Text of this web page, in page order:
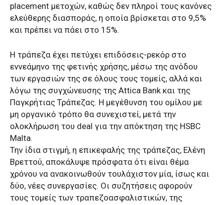
placement μετοχών, καθώς δεν πληροί τους κανόνες
ελεύθερης διασποράς, η οποία βρίσκεται στο 9,5%
και πρέπει να πάει στο 15%.
Η τράπεζα έχει πετύχει επιδόσεις-ρεκόρ στο
εννεάμηνο της φετινής χρήσης, μέσω της ανόδου
των εργασιών της σε όλους τους τομείς, αλλά και
λόγω της συγχώνευσης της Attica Bank και της
Παγκρήτιας Τράπεζας. Η μεγέθυνση του ομίλου με
μη οργανικό τρόπο θα συνεχιστεί, μετά την
ολοκλήρωση του deal για την απόκτηση της HSBC
Malta.
Την ίδια στιγμή, η επικεφαλής της τράπεζας, Ελένη
Βρεττού, αποκάλυψε πρόσφατα ότι είναι θέμα
χρόνου να ανακοινωθούν τουλάχιστον μία, ίσως και
δύο, νέες συνεργασίες. Οι συζητήσεις αφορούν
τους τομείς των τραπεζοασφαλιστικών, της